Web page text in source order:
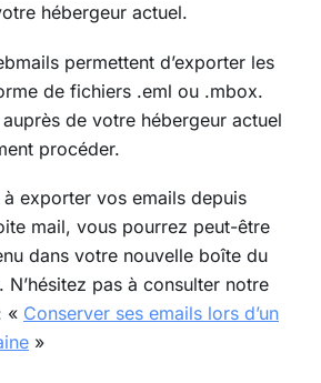
hébergeur actuel.
permettent d’exporter les
de fichiers .eml ou .mbox.
de votre hébergeur actuel
procéder.
exporter vos emails depuis
mail, vous pourrez peut-être
dans votre nouvelle boîte du
pas à consulter notre
« Conserver ses emails lors d’un
»